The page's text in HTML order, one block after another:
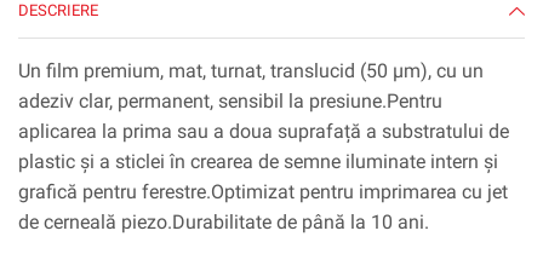
DESCRIERE
Un film premium, mat, turnat, translucid (50 µm), cu un
adeziv clar, permanent, sensibil la presiune.Pentru
aplicarea la prima sau a doua suprafață a substratului de
plastic și a sticlei în crearea de semne iluminate intern și
grafică pentru ferestre.Optimizat pentru imprimarea cu jet
de cerneală piezo.Durabilitate de până la 10 ani.